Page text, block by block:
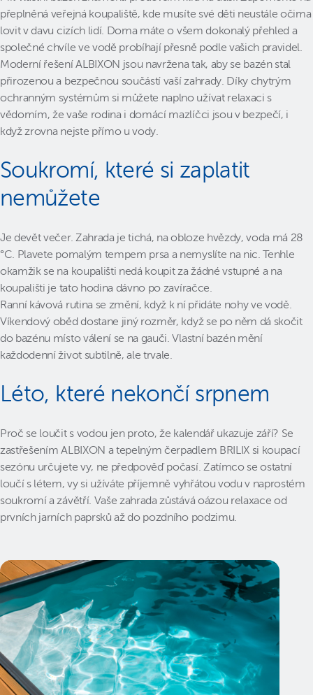
přeplněná veřejná koupaliště, kde musíte své děti neustále očima
lovit v davu cizích lidí. Doma máte o všem dokonalý přehled a
společné chvíle ve vodě probíhají přesně podle vašich pravidel.
Moderní řešení ALBIXON jsou navržena tak, aby se bazén stal
přirozenou a bezpečnou součástí vaší zahrady. Díky chytrým
ochranným systémům si můžete naplno užívat relaxaci s
vědomím, že vaše rodina i domácí mazlíčci jsou v bezpečí, i
když zrovna nejste přímo u vody.
Soukromí, které si zaplatit
nemůžete
Je devět večer. Zahrada je tichá, na obloze hvězdy, voda má 28
°C. Plavete pomalým tempem prsa a nemyslíte na nic. Tenhle
okamžik se na koupališti nedá koupit za žádné vstupné a na
koupališti je tato hodina dávno po zavíračce.
Ranní kávová rutina se změní, když k ní přidáte nohy ve vodě.
Víkendový oběd dostane jiný rozměr, když se po něm dá skočit
do bazénu místo válení se na gauči. Vlastní bazén mění
každodenní život subtilně, ale trvale.
Léto, které nekončí srpnem
Proč se loučit s vodou jen proto, že kalendář ukazuje září? Se
zastřešením ALBIXON a tepelným čerpadlem BRILIX si koupací
sezónu určujete vy, ne předpověď počasí. Zatímco se ostatní
loučí s létem, vy si užíváte příjemně vyhřátou vodu v naprostém
soukromí a závětří. Vaše zahrada zůstává oázou relaxace od
prvních jarních paprsků až do pozdního podzimu.